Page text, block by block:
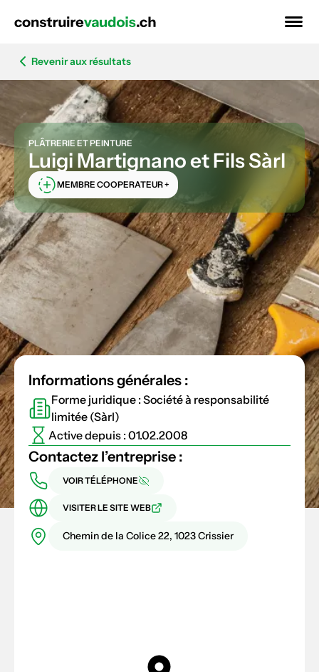
Revenir aux résultats
PLÂTRERIE ET PEINTURE
Luigi Martignano et Fils Sàrl
MEMBRE COOPERATEUR +
Informations générales :
Forme juridique : Société à responsabilité
limitée (Sàrl)
Active depuis : 01.02.2008
Contactez l’entreprise :
VOIR TÉLÉPHONE
VISITER LE SITE WEB
Chemin de la Colice 22, 1023 Crissier